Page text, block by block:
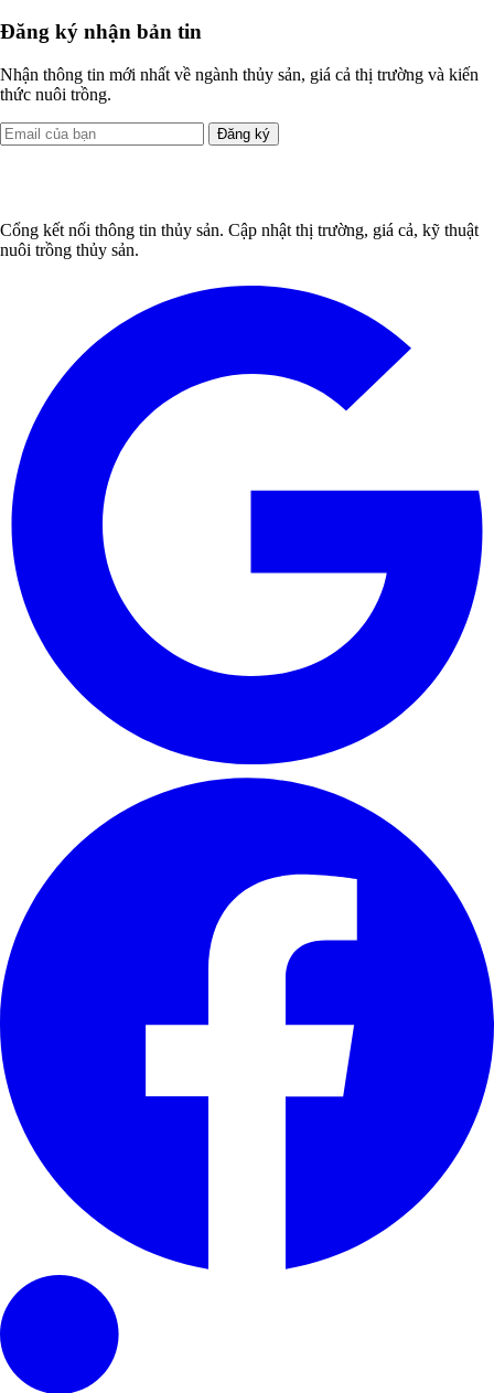
Đăng ký nhận bản tin
Nhận thông tin mới nhất về ngành thủy sản, giá cả thị trường và kiến
thức nuôi trồng.
Đăng ký
Cổng kết nối thông tin thủy sản. Cập nhật thị trường, giá cả, kỹ thuật
nuôi trồng thủy sản.